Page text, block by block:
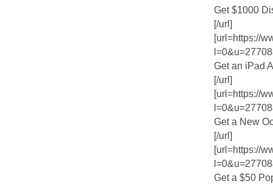
Get $1000
[/url]
[url=https://
Get an iPad
[/url]
[url=https://
Get a New
[/url]
[url=https://
Get a $50